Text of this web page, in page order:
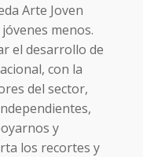
Arte Joven
menos.
el desarrollo de
con la
del sector,
y
los recortes y